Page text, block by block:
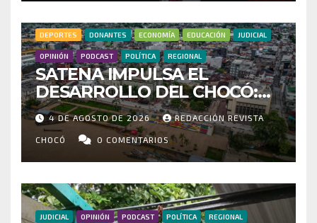
DEPORTES DONANTES ECONOMÍA EDUCACIÓN JUDICIAL
OPINIÓN PODCAST POLÍTICA REGIONAL
SATENA IMPULSA EL
DESARROLLO DEL CHOCÓ:
MÁS DE 35 MIL PASAJEROS
MOVILIZADOS Y NUEVAS
RUTAS FORTALECEN LA
CONECTIVIDAD
4 DE AGOSTO DE 2026 REDACCIÓN REVISTA
CHOCÓ 0 COMENTARIOS
JUDICIAL OPINIÓN PODCAST POLÍTICA REGIONAL